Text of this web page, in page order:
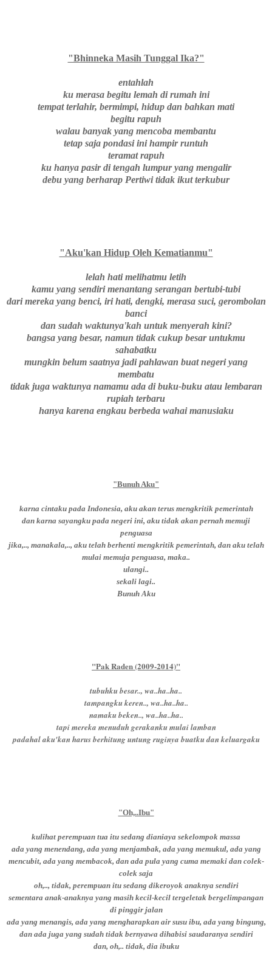
"Bhinneka Masih Tunggal Ika?"
entahlah
ku merasa begitu lemah di rumah ini
tempat terlahir, bermimpi, hidup dan bahkan mati
begitu rapuh
walau banyak yang mencoba membantu
tetap saja pondasi ini hampir runtuh
teramat rapuh
ku hanya pasir di tengah lumpur yang mengalir
debu yang berharap Pertiwi tidak ikut terkubur
"Aku'kan Hidup Oleh Kematianmu"
lelah hati melihatmu letih
kamu yang sendiri menantang serangan bertubi-tubi
dari mereka yang benci, iri hati, dengki, merasa suci, gerombolan
banci
dan sudah waktunya'kah untuk menyerah kini?
bangsa yang besar, namun tidak cukup besar untukmu
sahabatku
mungkin belum saatnya jadi pahlawan buat negeri yang
membatu
tidak juga waktunya namamu ada di buku-buku atau lembaran
rupiah terbaru
hanya karena engkau berbeda wahai manusiaku
"Bunuh Aku"
karna cintaku pada Indonesia, aku akan terus mengkritik pemerintah
dan karna sayangku pada negeri ini, aku tidak akan pernah memuji
penguasa
jika,.., manakala,.., aku telah berhenti mengkritik pemerintah, dan aku telah
mulai memuja penguasa, maka..
ulangi..
sekali lagi..
Bunuh Aku
"Pak Raden (2009-2014)"
tubuhku besar.., wa..ha..ha..
tampangku keren.., wa..ha..ha..
namaku beken.., wa..ha..ha..
tapi mereka menuduh gerakanku mulai lamban
padahal aku'kan harus berhitung untung ruginya buatku dan keluargaku
"Oh,..Ibu"
kulihat perempuan tua itu sedang dianiaya sekelompok massa
ada yang menendang, ada yang menjambak, ada yang memukul, ada yang
mencubit, ada yang membacok, dan ada pula yang cuma memaki dan colek-
colek saja
oh,.., tidak, perempuan itu sedang dikeroyok anaknya sendiri
sementara anak-anaknya yang masih kecil-kecil tergeletak bergelimpangan
di pinggir jalan
ada yang menangis, ada yang mengharapkan air susu ibu, ada yang bingung,
dan ada juga yang sudah tidak bernyawa dihabisi saudaranya sendiri
dan, oh,.. tidak, dia ibuku